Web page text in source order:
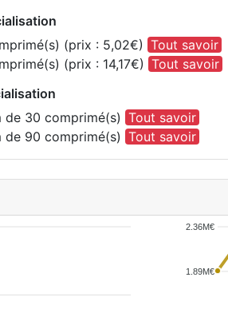
(prix : 5,02€) Tout savoir
(prix : 14,17€) Tout savoir
30 comprimé(s) Tout savoir
90 comprimé(s) Tout savoir
2.36M€
1.89M€